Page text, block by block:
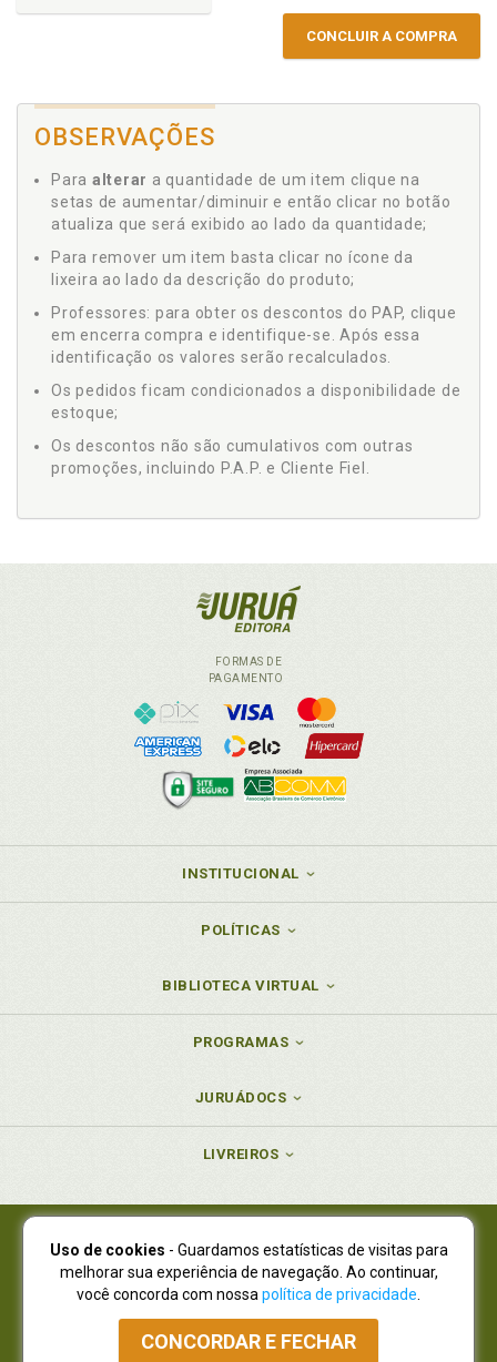
CONCLUIR A COMPRA
OBSERVAÇÕES
Para alterar a quantidade de um item clique na
setas de aumentar/diminuir e então clicar no botão
atualiza que será exibido ao lado da quantidade;
Para remover um item basta clicar no ícone da
lixeira ao lado da descrição do produto;
Professores: para obter os descontos do PAP, clique
em encerra compra e identifique-se. Após essa
identificação os valores serão recalculados.
Os pedidos ficam condicionados a disponibilidade de
estoque;
Os descontos não são cumulativos com outras
promoções, incluindo P.A.P. e Cliente Fiel.
FORMAS DE
PAGAMENTO
INSTITUCIONAL
POLÍTICAS
BIBLIOTECA VIRTUAL
PROGRAMAS
JURUÁDOCS
LIVREIROS
Juruá Editora Ltda., CNPJ 77.535.508/0001-19
Juruá Informática Ltda., CNPJ 01.701.561/0001-80
NOVO ENDEREÇO:R. Flávio Dallegrave, 7665, São Lourenço |
Curitiba - Paraná - CEP 82210-310
Atendimento: (41) 4009-3900|Vendas Atacado: (41) 4009-3939
Uso de cookies - Guardamos estatísticas de visitas para
melhorar sua experiência de navegação. Ao continuar,
você concorda com nossa política de privacidade
CONCORDAR E FECHAR